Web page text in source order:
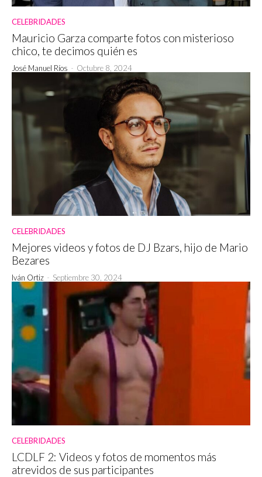
CELEBRIDADES
Mauricio Garza comparte fotos con misterioso
chico, te decimos quién es
José Manuel Ríos - Octubre 8, 2024
CELEBRIDADES
Mejores videos y fotos de DJ Bzars, hijo de Mario
Bezares
Iván Ortiz - Septiembre 30, 2024
CELEBRIDADES
LCDLF 2: Videos y fotos de momentos más
atrevidos de sus participantes